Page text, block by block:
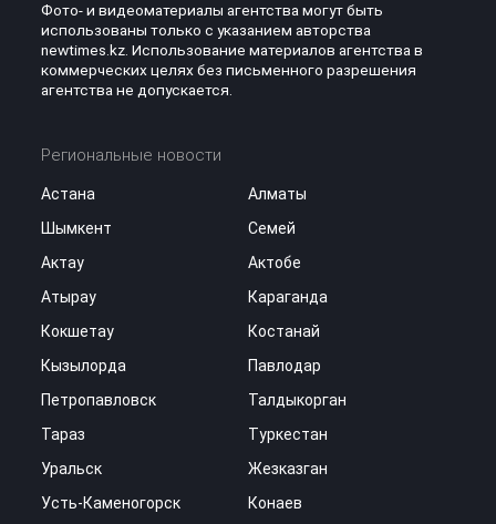
Фото- и видеоматериалы агентства могут быть
использованы только с указанием авторства
newtimes.kz. Использование материалов агентства в
коммерческих целях без письменного разрешения
агентства не допускается.
Региональные новости
Астана
Алматы
Шымкент
Семей
Актау
Актобе
Атырау
Караганда
Кокшетау
Костанай
Кызылорда
Павлодар
Петропавловск
Талдыкорган
Тараз
Туркестан
Уральск
Жезказган
Усть-Каменогорск
Конаев